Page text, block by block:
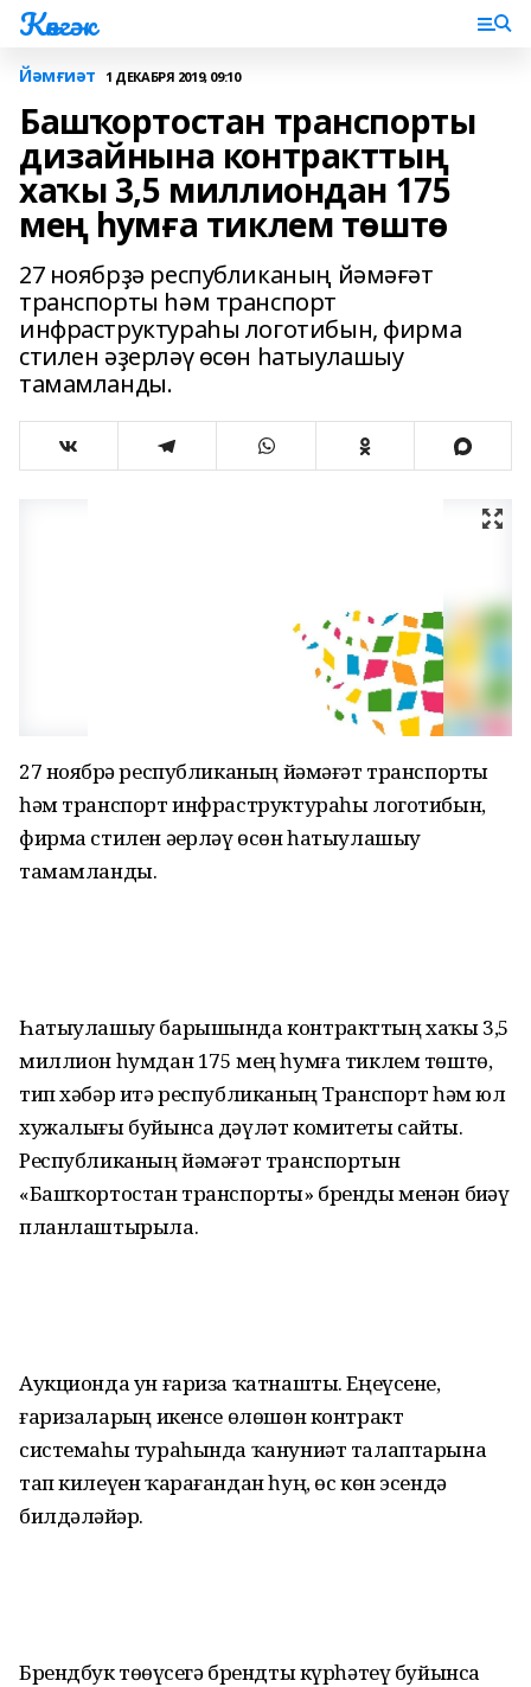
Көнгәк
Йәмғиәт 1 ДЕКАБРЯ 2019, 09:10
Башҡортостан транспорты
дизайнына контракттың
хаҡы 3,5 миллиондан 175
мең һумға тиклем төштө
27 ноябрҙә республиканың йәмәғәт
транспорты һәм транспорт
инфраструктураһы логотибын, фирма
стилен әҙерләү өсөн һатыулашыу
тамамланды.
27 ноябрҙә республиканың йәмәғәт транспорты
һәм транспорт инфраструктураһы логотибын,
фирма стилен әҙерләү өсөн һатыулашыу
тамамланды.
Һатыулашыу барышында контракттың хаҡы 3,5
миллион һумдан 175 мең һумға тиклем төштө,
тип хәбәр итә республиканың Транспорт һәм юл
хужалығы буйынса дәүләт комитеты сайты.
Республиканың йәмәғәт транспортын
«Башҡортостан транспорты» бренды менән биҙәү
планлаштырыла.
Аукционда ун ғариза ҡатнашты. Еңеүсене,
ғаризаларҙың икенсе өлөшөн контракт
системаһы тураһында ҡануниәт талаптарына
тап килеүен ҡарағандан һуң, өс көн эсендә
билдәләйҙәр.
Брендбук төҙөүсегә брендты күрһәтеү буйынса